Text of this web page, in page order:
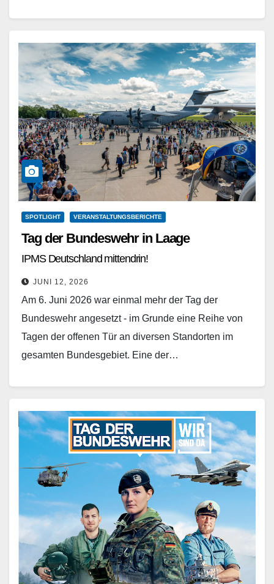
SPOTLIGHT VERANSTALTUNGSBERICHTE
Tag der Bundeswehr in Laage
IPMS Deutschland mittendrin!
JUNI 12, 2026
Am 6. Juni 2026 war einmal mehr der Tag der
Bundeswehr angesetzt - im Grunde eine Reihe von
Tagen der offenen Tür an diversen Standorten im
gesamten Bundesgebiet. Eine der…